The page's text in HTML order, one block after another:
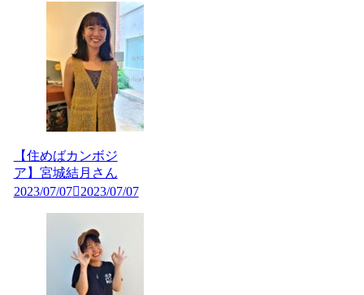
【住めばカンボジ
ア】宮城結月さん
2023/07/07
2023/07/07